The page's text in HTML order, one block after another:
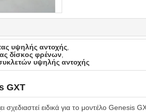
υψηλής αντοχής,
δίσκος φρένων,
υψηλής αντοχής
GXT
ειδικά για το μοντέλο Genesis